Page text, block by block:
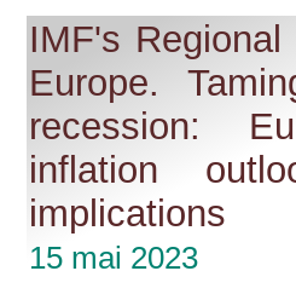
IMF's
Europe.
recession:
inflation
implications
15 mai 2023